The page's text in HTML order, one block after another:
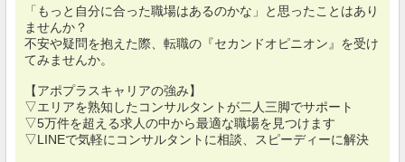
「もっと自分に合った職場はあるのかな」と思ったことはあり
ませんか？
不安や疑問を抱えた際、転職の『セカンドオピニオン』を受け
てみませんか。
【アポプラスキャリアの強み】
▽エリアを熟知したコンサルタントが二人三脚でサポート
▽5万件を超える求人の中から最適な職場を見つけます
▽LINEで気軽にコンサルタントに相談、スピーディーに解決